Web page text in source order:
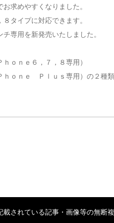
求めやすくなりました。
８タイプに対応できます。
専用を新発売いたしました。
ｏｎｅ６，７，８専用）
ｏｎｅ Ｐｌｕｓ専用）の２種類
載されている記事・画像等の無断